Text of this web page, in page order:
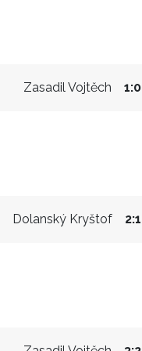
Zasadil Vojtěch 1:0
Dolanský Kryštof 2:1